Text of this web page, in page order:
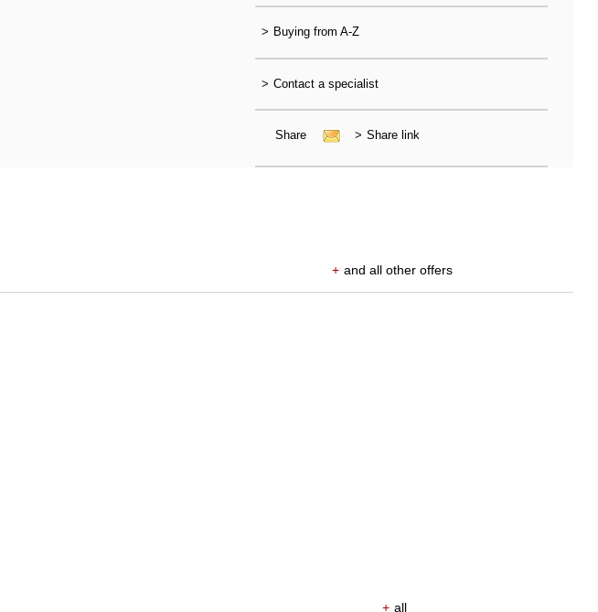
> Buying from A-Z
> Contact a specialist
Share > Share link
+ and all other offers
+ all